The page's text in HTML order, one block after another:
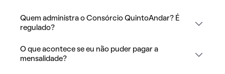
Quem administra o Consórcio QuintoAndar? É
regulado?
O que acontece se eu não puder pagar a
mensalidade?